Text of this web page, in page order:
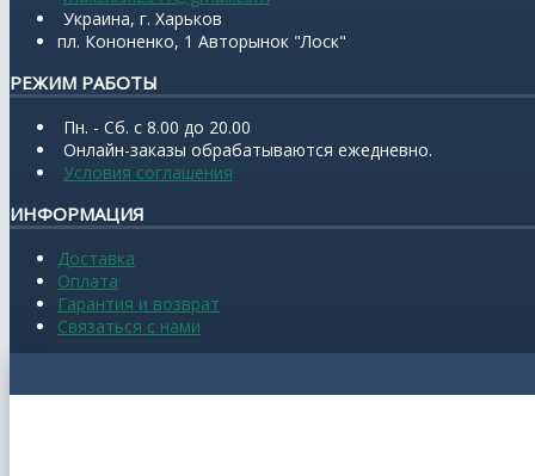
Украина, г. Харьков
пл. Кононенко, 1 Авторынок "Лоск"
РЕЖИМ РАБОТЫ
Пн. - Сб. с 8.00 до 20.00
Онлайн-заказы обрабатываются ежедневно.
Условия соглашения
ИНФОРМАЦИЯ
Доставка
Оплата
Гарантия и возврат
Связаться с нами